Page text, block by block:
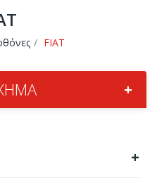
FIAT
+
+